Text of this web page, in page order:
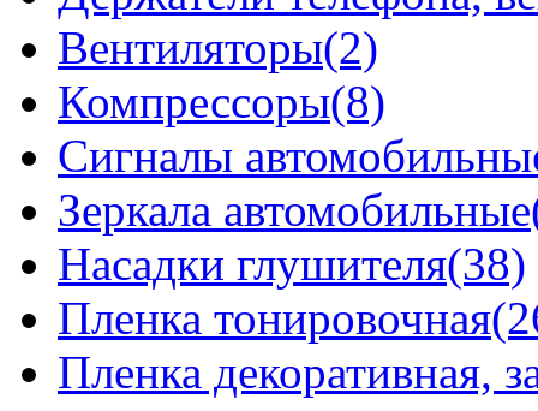
Вентиляторы(2)
Компрессоры(8)
Сигналы
Зеркала
Насадки глушителя(38)
Пленка
Пленка декоративная,